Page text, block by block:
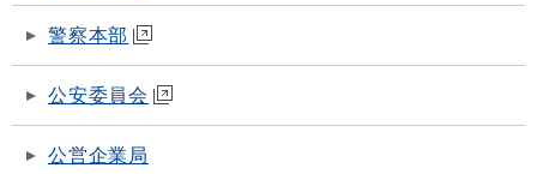
警察本部
公安委員会
公営企業局